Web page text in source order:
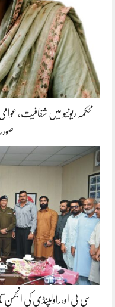
محکمہ ریونیو میں شفافیت،
سی پی او،راولپنڈی کی